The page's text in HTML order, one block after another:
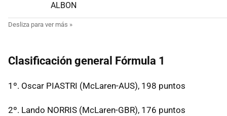
ALBON
Clasificación general Fórmula 1
1º. Oscar PIASTRI (McLaren-AUS), 198 puntos
2º. Lando NORRIS (McLaren-GBR), 176 puntos